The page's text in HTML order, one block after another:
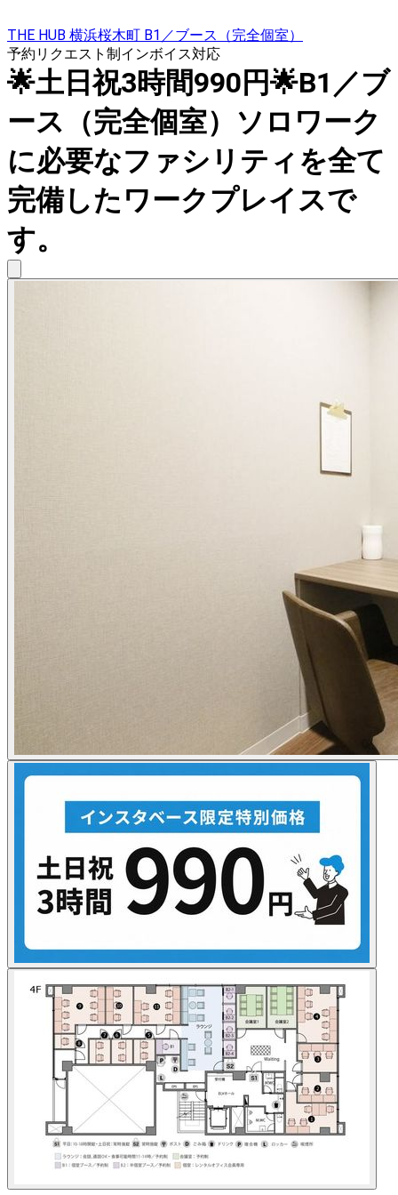
THE HUB 横浜桜木町 B1／ブース（完全個室）
予約リクエスト制インボイス対応
🌟土日祝3時間990円🌟B1／ブ
ース（完全個室）ソロワーク
に必要なファシリティを全て
完備したワークプレイスで
す。